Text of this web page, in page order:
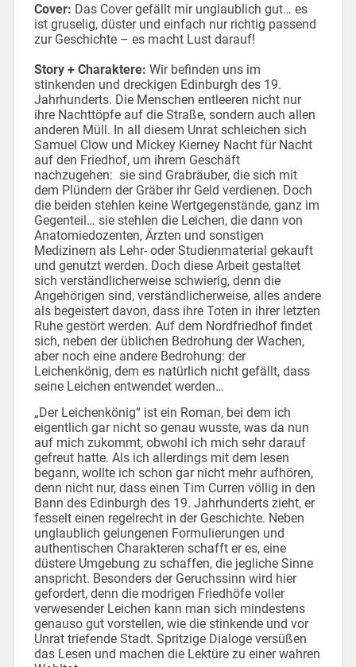
Cover: Das Cover gefällt mir unglaublich gut… es
ist gruselig, düster und einfach nur richtig passend
zur Geschichte – es macht Lust darauf!
Story + Charaktere: Wir befinden uns im
stinkenden und dreckigen Edinburgh des 19.
Jahrhunderts. Die Menschen entleeren nicht nur
ihre Nachttöpfe auf die Straße, sondern auch allen
anderen Müll. In all diesem Unrat schleichen sich
Samuel Clow und Mickey Kierney Nacht für Nacht
auf den Friedhof, um ihrem Geschäft
nachzugehen: sie sind Grabräuber, die sich mit
dem Plündern der Gräber ihr Geld verdienen. Doch
die beiden stehlen keine Wertgegenstände, ganz im
Gegenteil… sie stehlen die Leichen, die dann von
Anatomiedozenten, Ärzten und sonstigen
Medizinern als Lehr- oder Studienmaterial gekauft
und genutzt werden. Doch diese Arbeit gestaltet
sich verständlicherweise schwierig, denn die
Angehörigen sind, verständlicherweise, alles andere
als begeistert davon, dass ihre Toten in ihrer letzten
Ruhe gestört werden. Auf dem Nordfriedhof findet
sich, neben der üblichen Bedrohung der Wachen,
aber noch eine andere Bedrohung: der
Leichenkönig, dem es natürlich nicht gefällt, dass
seine Leichen entwendet werden…
„Der Leichenkönig“ ist ein Roman, bei dem ich
eigentlich gar nicht so genau wusste, was da nun
auf mich zukommt, obwohl ich mich sehr darauf
gefreut hatte. Als ich allerdings mit dem lesen
begann, wollte ich schon gar nicht mehr aufhören,
denn nicht nur, dass einen Tim Curren völlig in den
Bann des Edinburgh des 19. Jahrhunderts zieht, er
fesselt einen regelrecht in der Geschichte. Neben
unglaublich gelungenen Formulierungen und
authentischen Charakteren schafft er es, eine
düstere Umgebung zu schaffen, die jegliche Sinne
anspricht. Besonders der Geruchssinn wird hier
gefordert, denn die modrigen Friedhöfe voller
verwesender Leichen kann man sich mindestens
genauso gut vorstellen, wie die stinkende und vor
Unrat triefende Stadt. Spritzige Dialoge versüßen
das Lesen und machen die Lektüre zu einer wahren